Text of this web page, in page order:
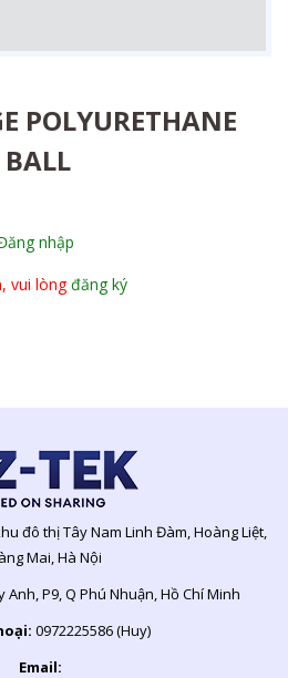
POLYURETHANE
BALL
nhập
vui lòngđăng ký
đô thị Tây Nam Linh Đàm, Hoàng Liệt,
Mai, Hà Nội
Anh, P9, Q Phú Nhuận, Hồ Chí Minh
0972225586 (Huy)
Email: